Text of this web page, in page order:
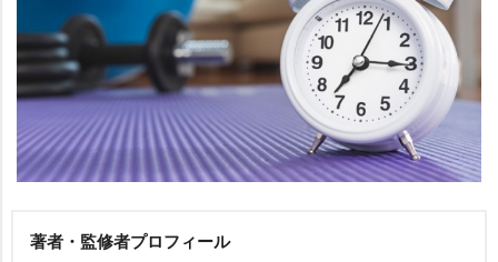
著者・監修者プロフィール